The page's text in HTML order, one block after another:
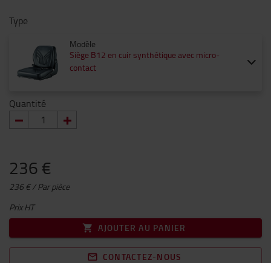
Type
Modèle
Siège B12 en cuir synthétique avec micro-
contact
Quantité
236 €
236 € / Par pièce
Prix HT
AJOUTER AU PANIER
CONTACTEZ-NOUS